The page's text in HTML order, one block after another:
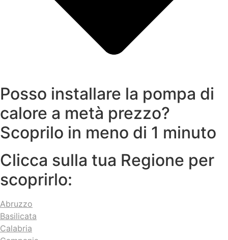
Posso installare la pompa di
calore a metà prezzo?
Scoprilo in meno di 1 minuto
Clicca sulla tua Regione per
scoprirlo:
Abruzzo
Basilicata
Calabria